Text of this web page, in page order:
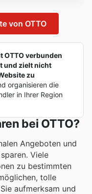
von OTTO
OTTO verbunden
und zielt nicht
zu
organisieren die
in Ihrer Region
bei OTTO?
Angeboten und
Viele
zu bestimmten
tolle
aufmerksam und